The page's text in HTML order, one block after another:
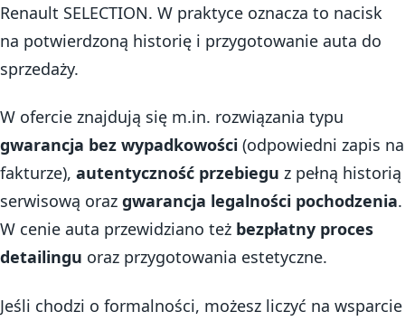
Renault SELECTION. W praktyce oznacza to nacisk
na potwierdzoną historię i przygotowanie auta do
sprzedaży.
W ofercie znajdują się m.in. rozwiązania typu
gwarancja bez wypadkowości (odpowiedni zapis na
fakturze), autentyczność przebiegu z pełną historią
serwisową oraz gwarancja legalności pochodzenia.
W cenie auta przewidziano też bezpłatny proces
detailingu oraz przygotowania estetyczne.
Jeśli chodzi o formalności, możesz liczyć na wsparcie